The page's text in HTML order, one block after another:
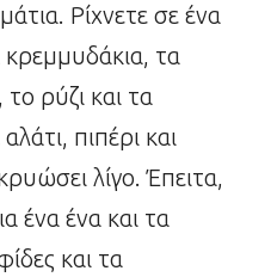
Ρίχνετε σε ένα
κρεμμυδάκια, τα
ρύζι και τα
πιπέρι και
λίγο. Έπειτα,
ένα ένα και τα
και τα